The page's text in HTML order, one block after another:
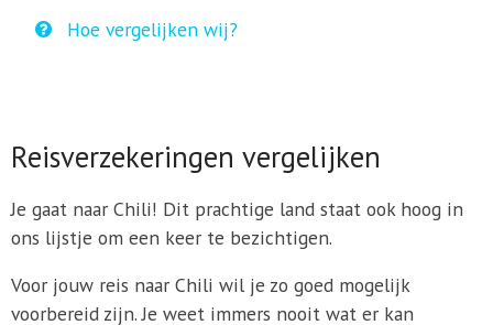
Hoe vergelijken wij?
Reisverzekeringen vergelijken
Je gaat naar Chili! Dit prachtige land staat ook hoog in
ons lijstje om een keer te bezichtigen.
Voor jouw reis naar Chili wil je zo goed mogelijk
voorbereid zijn. Je weet immers nooit wat er kan